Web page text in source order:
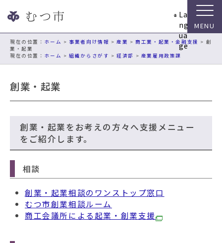
ビ
ョ
La
ng
ua
ge
現在の位置： ホーム > 事業者向け情報 >産業 >商工業・起業・金融支援 > 創
業・起業
ホーム >組織からさがす >経済部 > 産業雇用政策課
創業・起業
創業・起業をお考えの方々へ支援メニュー
をご紹介します。
相談
創業・起業相談のワンストップ窓口
むつ市創業相談ルーム
商工会議所による起業・創業支援